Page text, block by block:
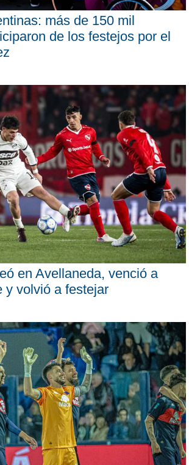
más de 150 mil
de los festejos por el
en Avellaneda, venció a
y volvió a festejar